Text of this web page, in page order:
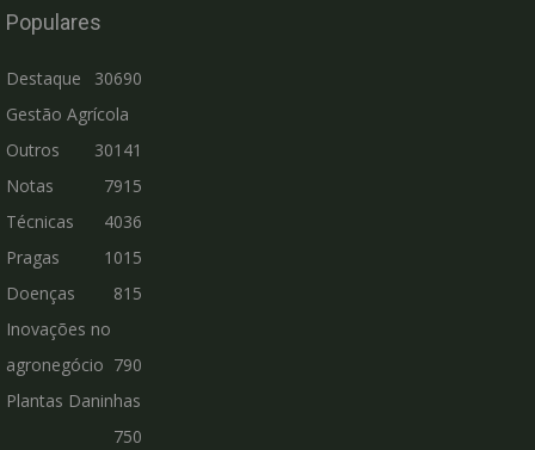
Populares
Destaque
30690
Gestão Agrícola
30141
Outros
7915
Notas
Técnicas
4036
Pragas
1015
Doenças
815
Inovações no
agronegócio 790
Plantas Daninhas
750